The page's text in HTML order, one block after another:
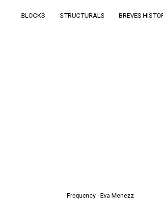
BLOCKS STRUCTURALS BREVES